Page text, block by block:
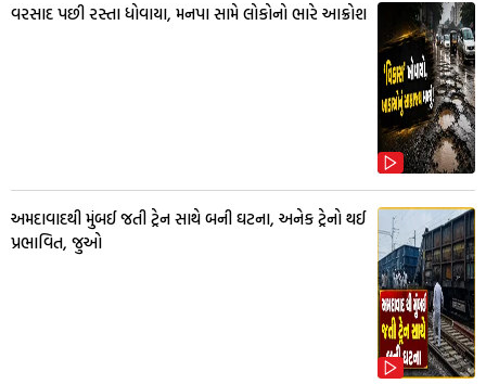
વરસાદ પછી રસ્તા ધોવાયા, મનપા સામે લોકોનો ભારે આક્રોશ
અમદાવાદથી મુંબઈ જતી ટ્રેન સાથે બની ઘટના, અનેક ટ્રેનો થઈ
પ્રભાવિત, જુઓ